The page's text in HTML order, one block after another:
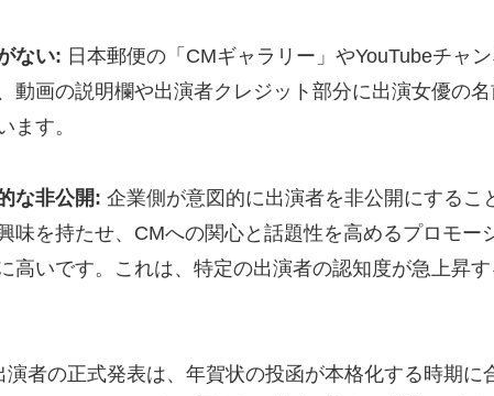
ない: 日本郵便の「CMギャラリー」やYouTubeチャ
動画の説明欄や出演者クレジット部分に出演女優の
ます。
な非公開: 企業側が意図的に出演者を非公開にするこ
味を持たせ、CMへの関心と話題性を高めるプロモー
高いです。これは、特定の出演者の認知度が急上昇
演者の正式発表は、年賀状の投函が本格化する時期に